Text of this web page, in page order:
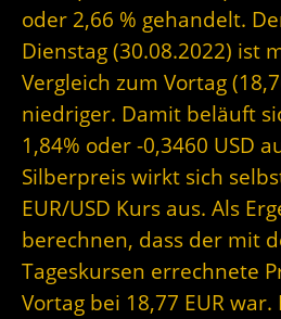
oder 2,66 % gehandelt.
Dienstag (30.08.2022) ist
Vergleich zum Vortag
niedriger. Damit beläuft
1,84% oder -0,3460 USD
Silberpreis wirkt sich
EUR/USD Kurs aus. Als
berechnen, dass der mit
Tageskursen errechnete
Vortag bei 18,77 EUR